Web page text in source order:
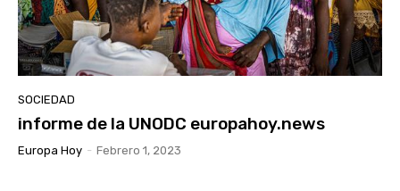
SOCIEDAD
informe de la UNODC europahoy.news
Europa Hoy - Febrero 1, 2023